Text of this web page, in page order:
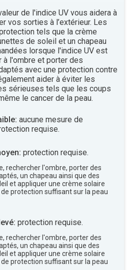
de l'indice UV vous aidera à
vos sorties à l’extérieur. Les
tels que la crème
de soleil et un chapeau
lorsque l'indice UV est
à l'ombre et porter des
avec une protection contre
aider à éviter les
sérieuses tels que les coups
le cancer de la peau.
aucune mesure de
requise.
protection requise.
rechercher l'ombre, porter des
un chapeau ainsi que des
et appliquer une crème solaire
protection suffisant sur la peau
protection requise.
rechercher l'ombre, porter des
un chapeau ainsi que des
et appliquer une crème solaire
protection suffisant sur la peau